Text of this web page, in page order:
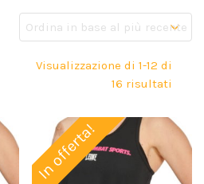
Visualizzazione di 1-12 di
16 risultati
In offerta!